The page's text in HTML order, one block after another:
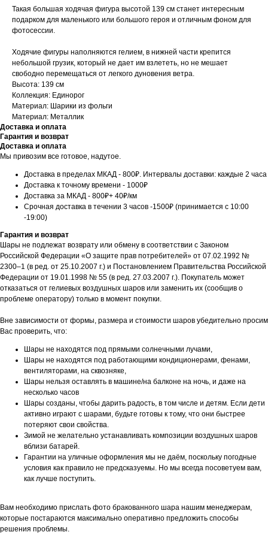
Такая большая ходячая фигура высотой 139 см станет интересным
подарком для маленького или большого героя и отличным фоном для
фотосессии.
Ходячие фигуры наполняются гелием, в нижней части крепится
небольшой грузик, который не дает им взлететь, но не мешает
свободно перемещаться от легкого дуновения ветра.
Высота: 139 см
Коллекция: Единорог
Материал: Шарики из фольги
Материал: Металлик
Доставка и оплата
Гарантия и возврат
Доставка и оплата
Мы привозим все готовое, надутое.
Доставка в пределах МКАД - 800₽. Интервалы доставки: каждые 2 часа
Доставка к точному времени - 1000₽
Доставка за МКАД - 800₽+ 40₽/км
Срочная доставка в течении 3 часов -1500₽ (принимается с 10:00
-19:00)
Гарантия и возврат
Шары не подлежат возврату или обмену в соответствии с Законом
Российской Федерации «О защите прав потребителей» от 07.02.1992 №
2300–1 (в ред. от 25.10.2007 г.) и Постановлением Правительства Российской
Федерации от 19.01.1998 № 55 (в ред. 27.03.2007 г.). Покупатель может
отказаться от гелиевых воздушных шаров или заменить их (сообщив о
проблеме оператору) только в момент покупки.
Вне зависимости от формы, размера и стоимости шаров убедительно просим
Вас проверить, что:
Шары не находятся под прямыми солнечными лучами,
Шары не находятся под работающими кондиционерами, фенами,
вентиляторами, на сквозняке,
Шары нельзя оставлять в машине/на балконе на ночь, и даже на
несколько часов
Шары созданы, чтобы дарить радость, в том числе и детям. Если дети
активно играют с шарами, будьте готовы к тому, что они быстрее
потеряют свои свойства.
Зимой не желательно устанавливать композиции воздушных шаров
вблизи батарей.
Гарантии на уличные оформления мы не даём, поскольку погодные
условия как правило не предсказуемы. Но мы всегда посоветуем вам,
как лучше поступить.
Вам необходимо прислать фото бракованного шара нашим менеджерам,
которые постараются максимально оперативно предложить способы
решения проблемы.